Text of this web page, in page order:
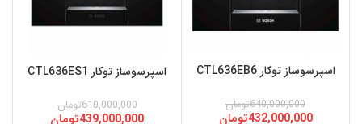
اسپرسوساز توکار CTL636EB6
640,000,000تومان
432,000,000تومان
اسپرسوساز توکار CTL636ES1
610,000,000تومان
439,000,000تومان